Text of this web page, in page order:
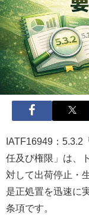
IATF16949：5.3.2
任及び権限」は、
対して出荷停止・
是正処置を迅速に
条項です。